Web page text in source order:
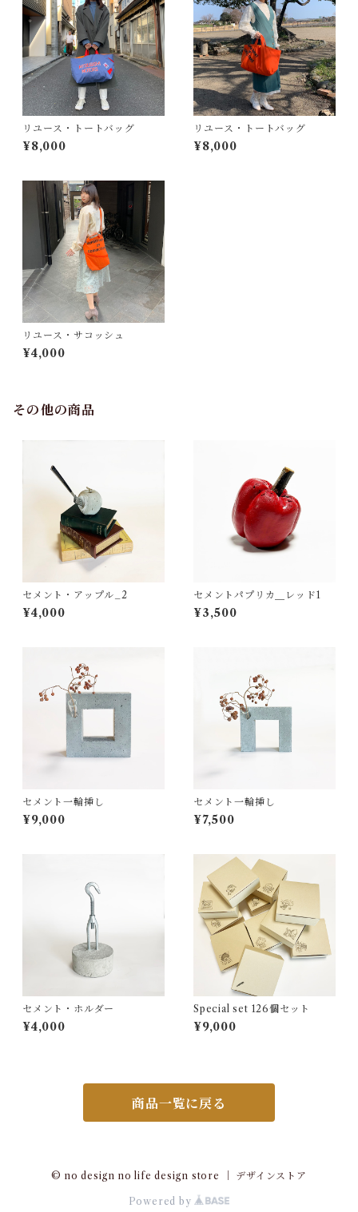
リユース・トートバッグ
¥8,000
リユース・トートバッグ
¥8,000
リユース・サコッシュ
¥4,000
その他の商品
セメント・アップル_2
¥4,000
セメントパプリカ＿レッド1
¥3,500
セメント一輪挿し
¥9,000
セメント一輪挿し
¥7,500
セメント・ホルダー
¥4,000
Special set 126個セット
¥9,000
商品一覧に戻る
© no design no life design store ｜ デザインストア
Powered by